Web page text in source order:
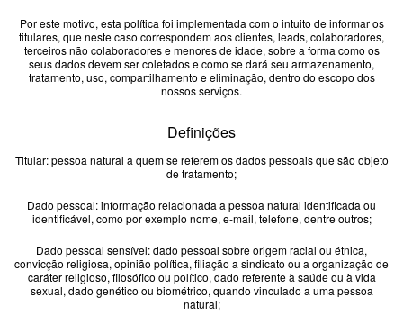
Ford
Oficina
Primeiro Carro
Finanças
Materiais
Seguros
Eu li e
aceito apolítica de privacidade.
Por este motivo, esta política foi implementada com o intuito de informar os
titulares, que neste caso correspondem aos clientes, leads, colaboradores,
terceiros não colaboradores e menores de idade, sobre a forma como os
seus dados devem ser coletados e como se dará seu armazenamento,
tratamento, uso, compartilhamento e eliminação, dentro do escopo dos
nossos serviços.
Definições
Titular: pessoa natural a quem se referem os dados pessoais que são objeto
de tratamento;
Dado pessoal: informação relacionada a pessoa natural identificada ou
identificável, como por exemplo nome, e-mail, telefone, dentre outros;
Dado pessoal sensível: dado pessoal sobre origem racial ou étnica,
convicção religiosa, opinião política, filiação a sindicato ou a organização de
caráter religioso, filosófico ou político, dado referente à saúde ou à vida
sexual, dado genético ou biométrico, quando vinculado a uma pessoa
natural;